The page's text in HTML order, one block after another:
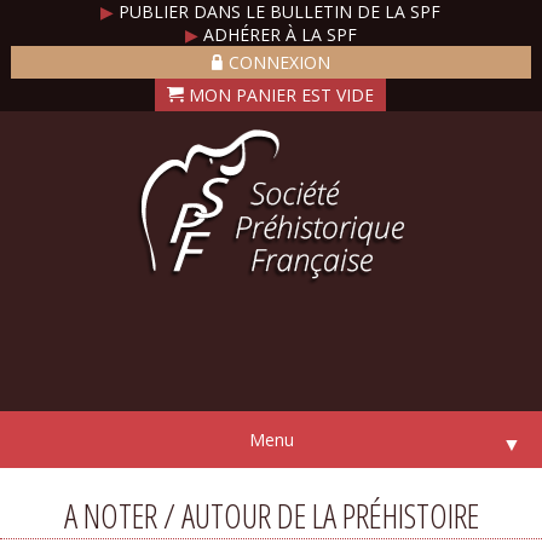
▶ PUBLIER DANS LE BULLETIN DE LA SPF
▶ADHÉRER À LA SPF
CONNEXION
Menu ▼
A NOTER / AUTOUR DE LA PRÉHISTOIRE